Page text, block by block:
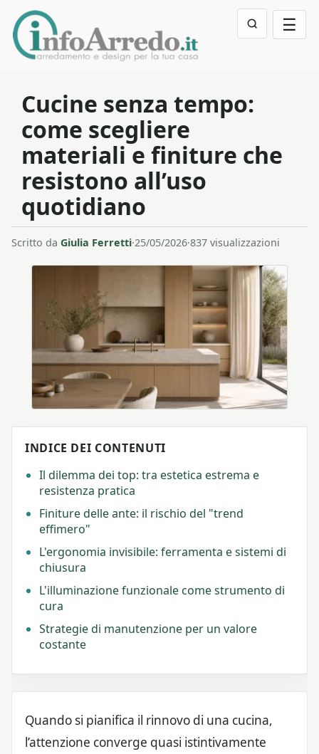
☰
Cucine senza tempo:
come scegliere
materiali e finiture che
resistono all’uso
quotidiano
Scritto da Giulia Ferretti·25/05/2026·837 visualizzazioni
INDICE DEI CONTENUTI
Il dilemma dei top: tra estetica estrema e
resistenza pratica
Finiture delle ante: il rischio del "trend
effimero"
L'ergonomia invisibile: ferramenta e sistemi di
chiusura
L'illuminazione funzionale come strumento di
cura
Strategie di manutenzione per un valore
costante
Quando si pianifica il rinnovo di una cucina,
l’attenzione converge quasi istintivamente